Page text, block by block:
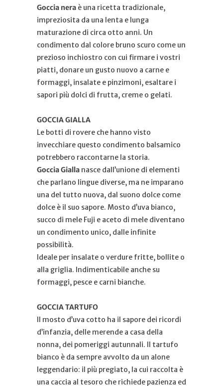
Goccia nera è una ricetta tradizionale,
impreziosita da una lenta e lunga
maturazione di circa otto anni. Un
condimento dal colore bruno scuro come un
prezioso inchiostro con cui firmare i vostri
piatti, donare un gusto nuovo a carne e
formaggi, insalate e pinzimoni, esaltare i
sapori più dolci di frutta, creme o gelati.
GOCCIA GIALLA
Le botti di rovere che hanno visto
invecchiare questo condimento balsamico
potrebbero raccontarne la storia.
Goccia Gialla nasce dall’unione di elementi
che parlano lingue diverse, ma ne imparano
una del tutto nuova, dal suono dolce come
dolce è il suo sapore. Mosto d’uva bianco,
succo di mele Fuji e aceto di mele diventano
un condimento unico, dalle infinite
possibilità.
Ideale per insalate o verdure fritte, bollite o
alla griglia. Indimenticabile anche su
formaggi, pesce e carni bianche.
GOCCIA TARTUFO
Il mosto d’uva cotto ha il sapore dei ricordi
d’infanzia, delle merende a casa della
nonna, dei pomeriggi autunnali. Il tartufo
bianco è da sempre avvolto da un alone
leggendario: il più pregiato, la cui raccolta è
una caccia al tesoro che richiede pazienza ed